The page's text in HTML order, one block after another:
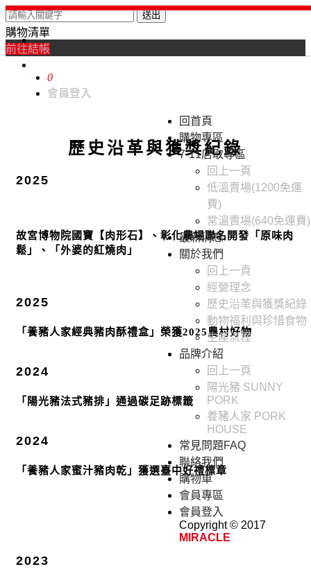
0
會員登入
回首頁
購物專區
7-11店取專區
回上一頁
低溫賣場(1200免運
費)
常溫賣場(640免運費)
最新消息
關於我們
回上一頁
經營理念
歷史沿革與獲獎紀錄
動物福利與珍惜食物
生產流程
品牌介紹
回上一頁
陽光豬 SUNNY
PORK
養豬人家 PORK
HOUSE
常見問題FAQ
聯絡我們
購物車
會員專區
會員登入
Copyright © 2017
MIRACLE
送出
購物清單
前往結帳
歷史沿革與獲獎紀錄
2025
故宮博物院國寶【肉形石】、彰化農場聯名開發「原味肉
鬆」、「外婆的紅燒肉」
2025
「養豬人家經典豬肉酥禮盒」榮獲2025農村好物
2024
「陽光豬法式豬排」通過碳足跡標籤
2024
「養豬人家蜜汁豬肉乾」獲選臺中好禮標章
2023